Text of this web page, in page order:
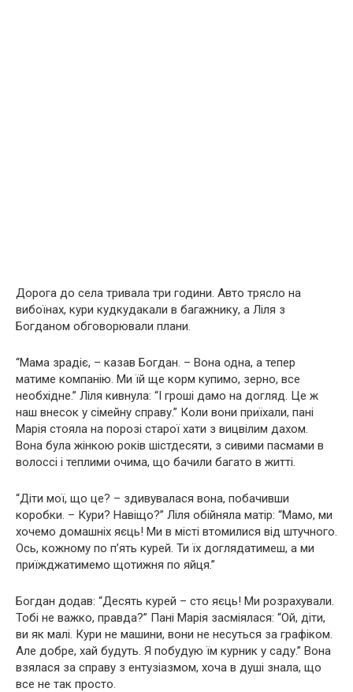
Дорога до села тривала три години. Авто трясло на
вибоїнах, кури кудкудакали в багажнику, а Ліля з
Богданом обговорювали плани.
“Мама зрадіє, – казав Богдан. – Вона одна, а тепер
матиме компанію. Ми їй ще корм купимо, зерно, все
необхідне.” Ліля кивнула: “І гроші дамо на догляд. Це ж
наш внесок у сімейну справу.” Коли вони приїхали, пані
Марія стояла на порозі старої хати з вицвілим дахом.
Вона була жінкою років шістдесяти, з сивими пасмами в
волоссі і теплими очима, що бачили багато в житті.
“Діти мої, що це? – здивувалася вона, побачивши
коробки. – Кури? Навіщо?” Ліля обійняла матір: “Мамо, ми
хочемо домашніх яєць! Ми в місті втомилися від штучного.
Ось, кожному по п’ять курей. Ти їх доглядатимеш, а ми
приїжджатимемо щотижня по яйця.”
Богдан додав: “Десять курей – сто яєць! Ми розрахували.
Тобі не важко, правда?” Пані Марія засміялася: “Ой, діти,
ви як малі. Кури не машини, вони не несуться за графіком.
Але добре, хай будуть. Я побудую їм курник у саду.” Вона
взялася за справу з ентузіазмом, хоча в душі знала, що
все не так просто.